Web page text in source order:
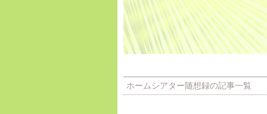
ホームシアター随想録の記事一覧